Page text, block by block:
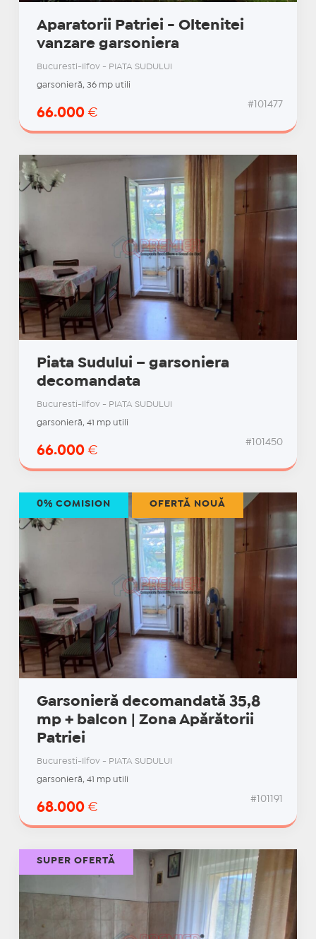
Aparatorii Patriei - Oltenitei
vanzare garsoniera
Bucuresti-Ilfov - PIATA SUDULUI
garsonieră, 36 mp utili
66.000 €
#101477
Piata Sudului – garsoniera
decomandata
Bucuresti-Ilfov - PIATA SUDULUI
garsonieră, 41 mp utili
66.000 €
#101450
Garsonieră decomandată 35,8
mp + balcon | Zona Apărătorii
Patriei
Bucuresti-Ilfov - PIATA SUDULUI
garsonieră, 41 mp utili
68.000 €
#101191
0% COMISION OFERTĂ NOUĂ
SUPER OFERTĂ